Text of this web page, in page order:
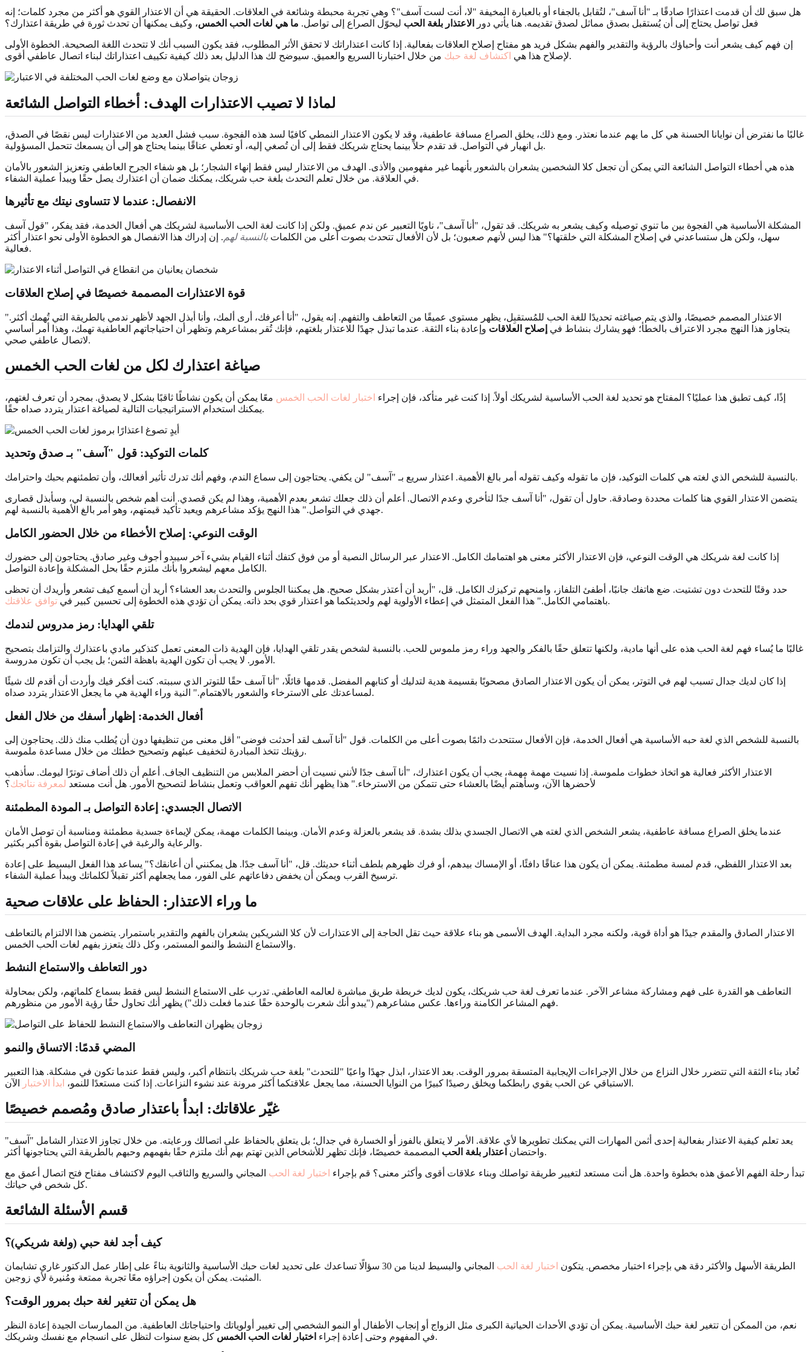
هل سبق لك أن قدمت اعتذارًا صادقًا بـ "أنا آسف"، لتُقابل بالجفاء أو بالعبارة المخيفة "لا، أنت لست آسف"؟ وهي تجربة محبطة وشائعة في العلاقات. الحقيقة هي أن الاعتذار القوي هو أكثر من مجرد كلمات؛ إنه
فعل تواصل يحتاج إلى أن يُستقبل بصدق مماثل لصدق تقديمه. هنا يأتي دور
الاعتذار بلغة الحب ليحوّل الصراع إلى تواصل. ما هي لغات الحب الخمس، وكيف يمكنها أن تحدث ثورة في طريقة اعتذارك؟
إن فهم كيف يشعر أنت وأحباؤك بالرؤية والتقدير والفهم بشكل فريد هو مفتاح إصلاح العلاقات بفعالية. إذا كانت اعتذاراتك لا تحقق الأثر المطلوب، فقد يكون السبب أنك لا تتحدث اللغة الصحيحة. الخطوة الأولى
لإصلاح هذا هي اكتشاف لغة حبك من خلال اختبارنا السريع والعميق. سيوضح لك هذا الدليل بعد ذلك كيفية تكييف اعتذاراتك لبناء اتصال عاطفي أقوى.
لماذا لا تصيب الاعتذارات الهدف: أخطاء التواصل الشائعة
غالبًا ما نفترض أن نوايانا الحسنة هي كل ما يهم عندما نعتذر. ومع ذلك، يخلق الصراع مسافة عاطفية، وقد لا يكون الاعتذار النمطي كافيًا لسد هذه الفجوة. سبب فشل العديد من الاعتذارات ليس نقصًا في الصدق،
بل انهيار في التواصل. قد تقدم حلاً بينما يحتاج شريكك فقط إلى أن تُصغي إليه، أو تعطي عناقًا بينما يحتاج هو إلى أن يسمعك تتحمل المسؤولية.
هذه هي أخطاء التواصل الشائعة التي يمكن أن تجعل كلا الشخصين يشعران بالشعور بأنهما غير مفهومين والأذى. الهدف من الاعتذار ليس فقط إنهاء الشجار؛ بل هو شفاء الجرح العاطفي وتعزيز الشعور بالأمان
في العلاقة. من خلال تعلم التحدث بلغة حب شريكك، يمكنك ضمان أن اعتذارك يصل حقًا ويبدأ عملية الشفاء.
الانفصال: عندما لا تتساوى نيتك مع تأثيرها
المشكلة الأساسية هي الفجوة بين ما تنوي توصيله وكيف يشعر به شريكك. قد تقول، "أنا آسف"، ناويًا التعبير عن ندم عميق. ولكن إذا كانت لغة الحب الأساسية لشريكك هي أفعال الخدمة، فقد يفكر، "قول آسف
سهل، ولكن هل ستساعدني في إصلاح المشكلة التي خلقتها؟" هذا ليس لأنهم صعبون؛ بل لأن الأفعال تتحدث بصوت أعلى من الكلمات بالنسبة لهم. إن إدراك هذا الانفصال هو الخطوة الأولى نحو اعتذار أكثر
فعالية.
قوة الاعتذارات المصممة خصيصًا في إصلاح العلاقات
الاعتذار المصمم خصيصًا، والذي يتم صياغته تحديدًا للغة الحب للمُستقبِل، يظهر مستوى عميقًا من التعاطف والتفهم. إنه يقول، "أنا أعرفك، أرى ألمك، وأنا أبذل الجهد لأظهر ندمي بالطريقة التي تُهمك أكثر."
يتجاوز هذا النهج مجرد الاعتراف بالخطأ؛ فهو يشارك بنشاط في إصلاح العلاقات وإعادة بناء الثقة. عندما تبذل جهدًا للاعتذار بلغتهم، فإنك تُقر بمشاعرهم وتظهر أن احتياجاتهم العاطفية تهمك، وهذا أمر أساسي
لاتصال عاطفي صحي.
صياغة اعتذارك لكل من لغات الحب الخمس
إذًا، كيف تطبق هذا عمليًا؟ المفتاح هو تحديد لغة الحب الأساسية لشريكك أولاً. إذا كنت غير متأكد، فإن إجراء اختبار لغات الحب الخمس معًا يمكن أن يكون نشاطًا ثاقبًا بشكل لا يصدق. بمجرد أن تعرف لغتهم،
يمكنك استخدام الاستراتيجيات التالية لصياغة اعتذار يتردد صداه حقًا.
كلمات التوكيد: قول "آسف" بـصدق وتحديد
بالنسبة للشخص الذي لغته هي كلمات التوكيد، فإن ما تقوله وكيف تقوله أمر بالغ الأهمية. اعتذار سريع بـ "آسف" لن يكفي. يحتاجون إلى سماع الندم، وفهم أنك تدرك تأثير أفعالك، وأن تطمئنهم بحبك واحترامك.
يتضمن الاعتذار القوي هنا كلمات محددة وصادقة. حاول أن تقول، "أنا آسف جدًا لتأخري وعدم الاتصال. أعلم أن ذلك جعلك تشعر بعدم الأهمية، وهذا لم يكن قصدي. أنت أهم شخص بالنسبة لي، وسأبذل قصارى
جهدي في التواصل." هذا النهج يؤكد مشاعرهم ويعيد تأكيد قيمتهم، وهو أمر بالغ الأهمية بالنسبة لهم.
الوقت النوعي: إصلاح الأخطاء من خلال الحضور الكامل
إذا كانت لغة شريكك هي الوقت النوعي، فإن الاعتذار الأكثر معنى هو اهتمامك الكامل. الاعتذار عبر الرسائل النصية أو من فوق كتفك أثناء القيام بشيء آخر سيبدو أجوف وغير صادق. يحتاجون إلى حضورك
الكامل معهم ليشعروا بأنك ملتزم حقًا بحل المشكلة وإعادة التواصل.
حدد وقتًا للتحدث دون تشتيت. ضع هاتفك جانبًا، أطفئ التلفاز، وامنحهم تركيزك الكامل. قل، "أريد أن أعتذر بشكل صحيح. هل يمكننا الجلوس والتحدث بعد العشاء؟ أريد أن أسمع كيف تشعر وأريدك أن تحظى
باهتمامي الكامل." هذا الفعل المتمثل في إعطاء الأولوية لهم ولحديثكما هو اعتذار قوي بحد ذاته. يمكن أن تؤدي هذه الخطوة إلى تحسين كبير في توافق علاقتك .
تلقي الهدايا: رمز مدروس لندمك
غالبًا ما يُساء فهم لغة الحب هذه على أنها مادية، ولكنها تتعلق حقًا بالفكر والجهد وراء رمز ملموس للحب. بالنسبة لشخص يقدر تلقي الهدايا، فإن الهدية ذات المعنى تعمل كتذكير مادي باعتذارك والتزامك بتصحيح
الأمور. لا يجب أن تكون الهدية باهظة الثمن؛ بل يجب أن تكون مدروسة.
إذا كان لديك جدال تسبب لهم في التوتر، يمكن أن يكون الاعتذار الصادق مصحوبًا بقسيمة هدية لتدليك أو كتابهم المفضل. قدمها قائلًا، "أنا آسف حقًا للتوتر الذي سببته. كنت أفكر فيك وأردت أن أقدم لك شيئًا
لمساعدتك على الاسترخاء والشعور بالاهتمام." النية وراء الهدية هي ما يجعل الاعتذار يتردد صداه.
أفعال الخدمة: إظهار أسفك من خلال الفعل
بالنسبة للشخص الذي لغة حبه الأساسية هي أفعال الخدمة، فإن الأفعال ستتحدث دائمًا بصوت أعلى من الكلمات. قول "أنا آسف لقد أحدثت فوضى" أقل معنى من تنظيفها دون أن يُطلب منك ذلك. يحتاجون إلى
رؤيتك تتخذ المبادرة لتخفيف عبئهم وتصحيح خطئك من خلال مساعدة ملموسة.
الاعتذار الأكثر فعالية هو اتخاذ خطوات ملموسة. إذا نسيت مهمة مهمة، يجب أن يكون اعتذارك، "أنا آسف جدًا لأنني نسيت أن أحضر الملابس من التنظيف الجاف. أعلم أن ذلك أضاف توترًا ليومك. سأذهب
لأحضرها الآن، وسأهتم أيضًا بالعشاء حتى تتمكن من الاسترخاء." هذا يظهر أنك تفهم العواقب وتعمل بنشاط لتصحيح الأمور. هل أنت مستعد لمعرفة نتائجك؟
الاتصال الجسدي: إعادة التواصل بـ المودة المطمئنة
عندما يخلق الصراع مسافة عاطفية، يشعر الشخص الذي لغته هي الاتصال الجسدي بذلك بشدة. قد يشعر بالعزلة وعدم الأمان. وبينما الكلمات مهمة، يمكن لإيماءة جسدية مطمئنة ومناسبة أن توصل الأمان
والرعاية والرغبة في إعادة التواصل بقوة أكبر بكثير.
بعد الاعتذار اللفظي، قدم لمسة مطمئنة. يمكن أن يكون هذا عناقًا دافئًا، أو الإمساك بيدهم، أو فرك ظهرهم بلطف أثناء حديثك. قل، "أنا آسف جدًا. هل يمكنني أن أعانقك؟" يساعد هذا الفعل البسيط على إعادة
ترسيخ القرب ويمكن أن يخفض دفاعاتهم على الفور، مما يجعلهم أكثر تقبلاً لكلماتك ويبدأ عملية الشفاء.
ما وراء الاعتذار: الحفاظ على علاقات صحية
الاعتذار الصادق والمقدم جيدًا هو أداة قوية، ولكنه مجرد البداية. الهدف الأسمى هو بناء علاقة حيث تقل الحاجة إلى الاعتذارات لأن كلا الشريكين يشعران بالفهم والتقدير باستمرار. يتضمن هذا الالتزام بالتعاطف
والاستماع النشط والنمو المستمر، وكل ذلك يتعزز بفهم لغات الحب الخمس.
دور التعاطف والاستماع النشط
التعاطف هو القدرة على فهم ومشاركة مشاعر الآخر. عندما تعرف لغة حب شريكك، يكون لديك خريطة طريق مباشرة لعالمه العاطفي. تدرب على الاستماع النشط ليس فقط بسماع كلماتهم، ولكن بمحاولة
فهم المشاعر الكامنة وراءها. عكس مشاعرهم ("يبدو أنك شعرت بالوحدة حقًا عندما فعلت ذلك") يظهر أنك تحاول حقًا رؤية الأمور من منظورهم.
المضي قدمًا: الاتساق والنمو
تُعاد بناء الثقة التي تتضرر خلال النزاع من خلال الإجراءات الإيجابية المتسقة بمرور الوقت. بعد الاعتذار، ابذل جهدًا واعيًا "للتحدث" بلغة حب شريكك بانتظام أكبر، وليس فقط عندما تكون في مشكلة. هذا التعبير
الاستباقي عن الحب يقوي رابطكما ويخلق رصيدًا كبيرًا من النوايا الحسنة، مما يجعل علاقتكما أكثر مرونة عند نشوء النزاعات. إذا كنت مستعدًا للنمو، ابدأ الاختبار الآن.
غيّر علاقاتك: ابدأ باعتذار صادق ومُصمم خصيصًا
يعد تعلم كيفية الاعتذار بفعالية إحدى أثمن المهارات التي يمكنك تطويرها لأي علاقة. الأمر لا يتعلق بالفوز أو الخسارة في جدال؛ بل يتعلق بالحفاظ على اتصالك ورعايته. من خلال تجاوز الاعتذار الشامل "آسف"
واحتضان اعتذار بلغة الحب المصممة خصيصًا، فإنك تظهر للأشخاص الذين تهتم بهم أنك ملتزم حقًا بفهمهم وحبهم بالطريقة التي يحتاجونها أكثر.
تبدأ رحلة الفهم الأعمق هذه بخطوة واحدة. هل أنت مستعد لتغيير طريقة تواصلك وبناء علاقات أقوى وأكثر معنى؟ قم بإجراء اختبار لغة الحب المجاني والسريع والثاقب اليوم لاكتشاف مفتاح فتح اتصال أعمق مع
كل شخص في حياتك.
قسم الأسئلة الشائعة
كيف أجد لغة حبي (ولغة شريكي)؟
الطريقة الأسهل والأكثر دقة هي بإجراء اختبار مخصص. يتكون اختبار لغة الحب
المجاني والبسيط لدينا من 30 سؤالًا تساعدك على تحديد لغات حبك الأساسية والثانوية بناءً على إطار عمل الدكتور غاري تشابمان
المثبت. يمكن أن يكون إجراؤه معًا تجربة ممتعة ومُنيرة لأي زوجين.
هل يمكن أن تتغير لغة حبك بمرور الوقت؟
نعم، من الممكن أن تتغير لغة حبك الأساسية. يمكن أن تؤدي الأحداث الحياتية الكبرى مثل الزواج أو إنجاب الأطفال أو النمو الشخصي إلى تغيير أولوياتك واحتياجاتك العاطفية. من الممارسات الجيدة إعادة النظر
في المفهوم وحتى إعادة إجراء اختبار لغات الحب الخمس كل بضع سنوات لتظل على انسجام مع نفسك وشريكك.